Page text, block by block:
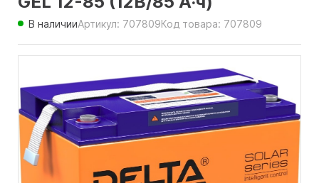
В наличииАртикул: 707809Код товара: 707809